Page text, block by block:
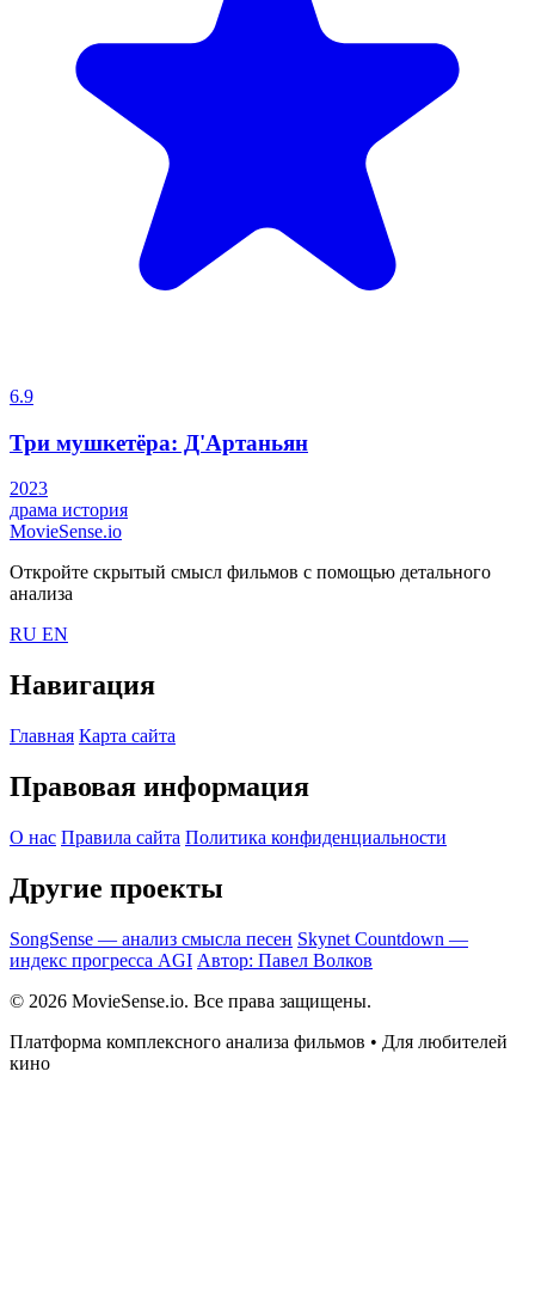
6.9
Три мушкетёра: Д'Артаньян
2023
драма история
MovieSense.io
Откройте скрытый смысл фильмов с помощью детального
анализа
RU EN
Навигация
Главная Карта сайта
Правовая информация
О нас Правила сайта Политика конфиденциальности
Другие проекты
SongSense — анализ смысла песен Skynet Countdown —
индекс прогресса AGI Автор: Павел Волков
© 2026 MovieSense.io. Все права защищены.
Платформа комплексного анализа фильмов • Для любителей
кино